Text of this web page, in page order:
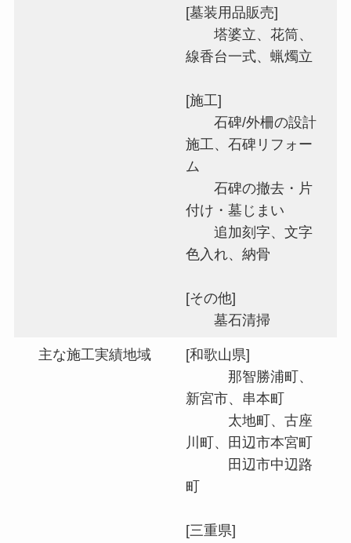
[墓装用品販売]
塔婆立、花筒、
線香台一式、蝋燭立
[施工]
石碑/外柵の設計
施工、石碑リフォー
ム
石碑の撤去・片
付け・墓じまい
追加刻字、文字
色入れ、納骨
[その他]
墓石清掃
主な施工実績地域
[和歌山県]
​ 那智勝浦町、
新宮市、串本町
太地町、古座
川町、田辺市本宮町
田辺市中辺路
町
[三重県]